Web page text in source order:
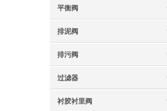
平衡阀
排泥阀
排污阀
过滤器
衬胶衬里阀